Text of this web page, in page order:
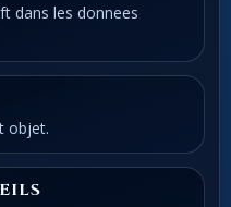
dans les donnees
objet.